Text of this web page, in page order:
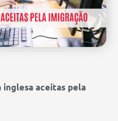
aceitas pela